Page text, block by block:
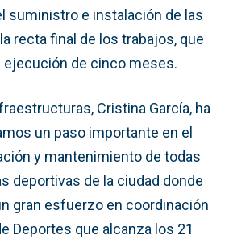
suministro e instalación de las
recta final de los trabajos, que
ejecución de cinco meses.
Cristina García, ha
un paso importante en el
y mantenimiento de todas
deportivas de la ciudad donde
gran esfuerzo en coordinación
Deportes que alcanza los 21